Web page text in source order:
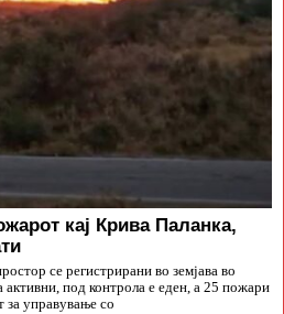
кај Крива Паланка,
се регистрирани во земјава во
активни, под контрола е еден, а 25 пожари
за управување со